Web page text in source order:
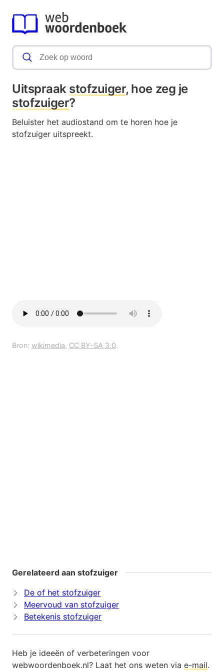
Uitspraak stofzuiger, hoe zeg je
stofzuiger?
Beluister het audiostand om te horen hoe je
stofzuiger uitspreekt.
Bron: wikimedia, CC BY-SA 3.0.
Gerelateerd aan stofzuiger
De of het stofzuiger
Meervoud van stofzuiger
Betekenis stofzuiger
Heb je ideeën of verbeteringen voor
webwoordenboek.nl? Laat het ons weten via e-mail.